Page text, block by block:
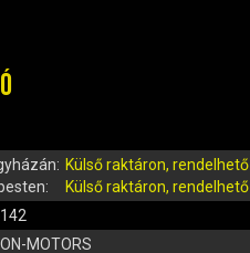
Külső raktáron, rendelhető
Külső raktáron, rendelhető
MOTORS